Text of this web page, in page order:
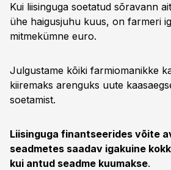
Kui liisinguga soetatud sõravann
ühe haigusjuhu kuus, on farmeri
mitmekümne euro.
Julgustame kõiki farmiomanikke
kiiremaks arenguks uute
soetamist.
Liisinguga finantseerides võite
seadmetes saadav igakuine
kui antud seadme kuumakse.